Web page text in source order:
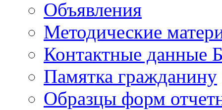
Объявления
Методические
Контактные
Памятка гражданину
Образцы форм